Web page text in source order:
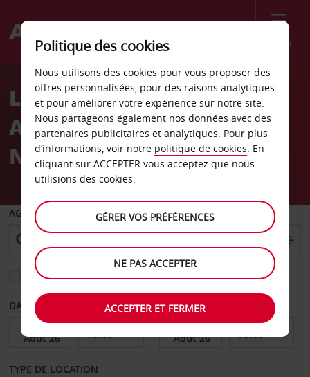
Menu
Welcome
AvisLocation de voiture
Aéroport de Bruxelles-
National
AGENCE DE DÉPART
Sélectionnez une autre agence de retour
DATE DE DÉPART DATE DE RETOUR
TYPE DE LOCATION
Politique des cookies
Nous utilisons des cookies pour vous proposer des
offres personnalisées, pour des raisons analytiques
et pour améliorer votre expérience sur notre site.
Nous partageons également nos données avec des
partenaires publicitaires et analytiques. Pour plus
d’informations, voir notre politique de cookies. En
cliquant sur ACCEPTER vous acceptez que nous
utilisions des cookies.
GÉRER VOS PRÉFÉRENCES
NE PAS ACCEPTER
ACCEPTER ET FERMER